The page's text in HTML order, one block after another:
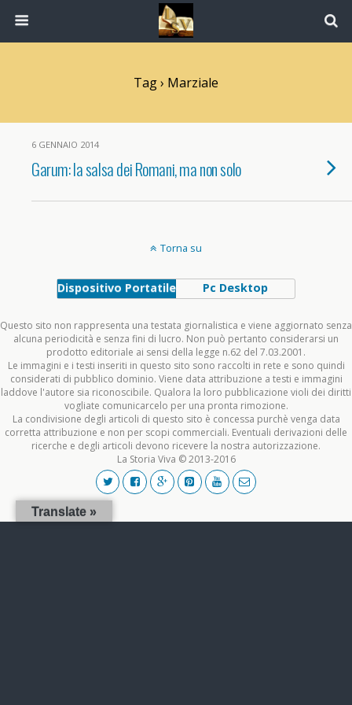
Tag › Marziale
6 GENNAIO 2014
Garum: la salsa dei Romani, ma non solo
Torna su
Dispositivo Portatile Pc Desktop
Questo sito non rappresenta una testata giornalistica e viene aggiornato senza
alcuna periodicità e senza fini di lucro. Non può pertanto considerarsi un
prodotto editoriale ai sensi della legge n.62 del 7.03.2001.
Le immagini e i testi inseriti in questo sito sono raccolti in rete e sono quindi
considerati di pubblico dominio. Viene data attribuzione a testi e immagini
laddove l'autore sia riconoscibile. Qualora la loro pubblicazione violi dei diritti
vogliate comunicarcelo per una pronta rimozione.
La condivisione degli articoli di questo sito è concessa purchè venga data
corretta attribuzione e non per scopi commerciali. Eventuali derivazioni delle
ricerche e degli articoli devono ricevere la nostra autorizzazione.
La Storia Viva © 2013-2016
Translate »